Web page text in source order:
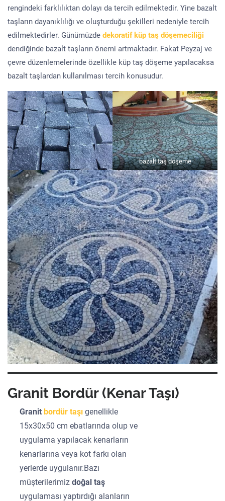
rengindeki farklılıktan dolayı da tercih edilmektedir. Yine bazalt
taşların dayanıklılığı ve oluşturduğu şekilleri nedeniyle tercih
edilmektedirler. Günümüzde dekoratif küp taş döşemeciliği
dendiğinde bazalt taşların önemi artmaktadır. Fakat Peyzaj ve
çevre düzenlemelerinde özellikle küp taş döşeme yapılacaksa
bazalt taşlardan kullanılması tercih konusudur.
bazalt taş döşeme
Granit Bordür (Kenar Taşı)
Granitbordür taşı genellikle
15x30x50 cm ebatlarında olup ve
uygulama yapılacak kenarların
kenarlarına veya kot farkı olan
yerlerde uygulanır.Bazı
müşterilerimizdoğal taş
uygulaması yaptırdığı alanların